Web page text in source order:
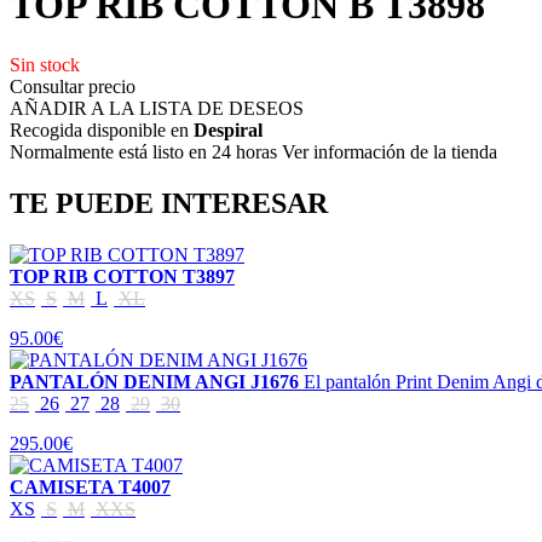
Sin stock
Consultar precio
AÑADIR A LA LISTA DE DESEOS
Recogida disponible en Despiral
Normalmente está listo en 24 horas Ver información de la tienda
TE PUEDE INTERESAR
TOP RIB COTTON T3897
XS S M L XL
95.00€
PANTALÓN DENIM ANGI J1676 El pantalón Print Denim Angi
25 26 27 28 29 30
295.00€
CAMISETA T4007
XS S M XXS